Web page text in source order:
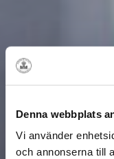
Denna webbplats
Vi använder
och annonserna till